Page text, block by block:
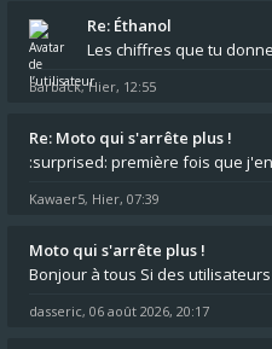
Re: Éthanol
Barback,Hier, 12:55
Re: Moto qui s'arrête plus !
Kawaer5, Hier, 07:39
Moto qui s'arrête plus !
dasseric, 06 août 2026, 20:17